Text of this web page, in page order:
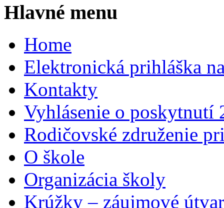
Hlavné menu
Home
Elektronická prihláška
Kontakty
Vyhlásenie o poskytnutí
Rodičovské združenie
O škole
Organizácia školy
Krúžky – záujmové